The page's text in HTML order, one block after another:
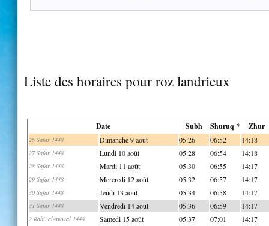
Liste des horaires pour roz landrieux
Date Subh Shuruq * Zhur
26 Safar 1448 Dimanche 9 août 05:26 06:52 14:18
27 Safar 1448 Lundi 10 août 05:28 06:54 14:18
28 Safar 1448 Mardi 11 août 05:30 06:55 14:17
29 Safar 1448 Mercredi 12 août 05:32 06:57 14:17
30 Safar 1448 Jeudi 13 août 05:34 06:58 14:17
31 Safar 1448 Vendredi 14 août 05:36 06:59 14:17
2 Rabi' al-awwal 1448 Samedi 15 août 05:37 07:01 14:17